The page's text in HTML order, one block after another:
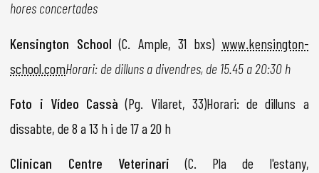
hores concertades
Kensington School (C. Ample, 31 bxs) www.kensington-
school.comHorari: de dilluns a divendres, de 15.45 a 20:30 h
Foto i Vídeo Cassà (Pg. Vilaret, 33)Horari: de dilluns a
dissabte, de 8 a 13 h i de 17 a 20 h
Clinican Centre Veterinari (C. Pla de l'estany,